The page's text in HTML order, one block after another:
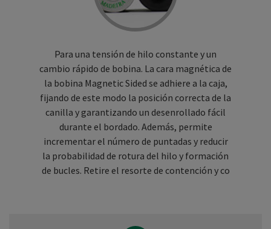
Para una tensión de hilo constante y un
cambio rápido de bobina. La cara magnética de
la bobina Magnetic Sided se adhiere a la caja,
fijando de este modo la posición correcta de la
canilla y garantizando un desenrollado fácil
durante el bordado. Además, permite
incrementar el número de puntadas y reducir
la probabilidad de rotura del hilo y formación
de bucles. Retire el resorte de contención y co